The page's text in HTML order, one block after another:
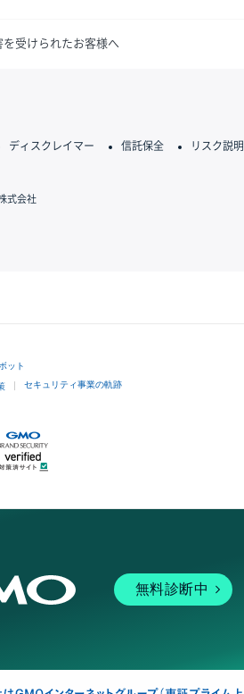
を受けられたお客様へ
ディスクレイマー 信託保全 リスク説明
式会社
ット
セキュリティ事業の軌跡
無料診断中